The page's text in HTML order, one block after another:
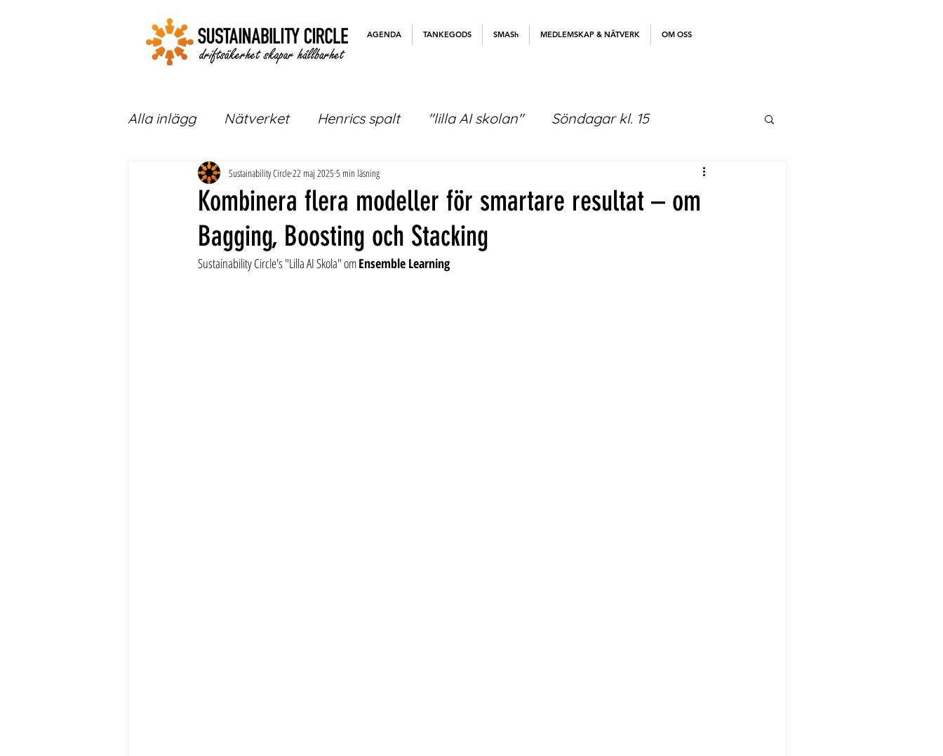
AGENDA TANKEGODS SMASh MEDLEMSKAP & NÄTVERK OM OSS
Alla inlägg Nätverket Henrics spalt "lilla AI skolan" Söndagar kl. 15
Kombinera flera modeller för smartare resultat – om
Bagging, Boosting och Stacking
Sustainability Circle22 maj 2025 5 min läsning
Sustainability Circle's "Lilla AI Skola" om Ensemble Learning